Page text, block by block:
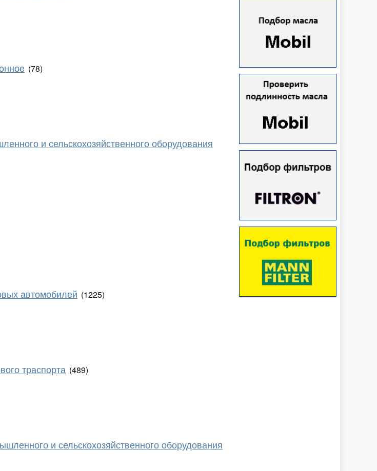
(78)
и сельскохозяйственного оборудования
автомобилей (1225)
траспорта (489)
и сельскохозяйственного оборудования